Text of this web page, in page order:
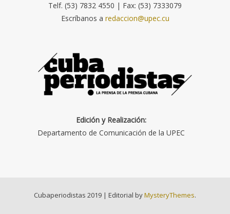
Telf. (53) 7832 4550 | Fax: (53) 7333079
Escríbanos a redaccion@upec.cu
Edición y Realización:
Departamento de Comunicación de la UPEC
Cubaperiodistas 2019 | Editorial byMysteryThemes.